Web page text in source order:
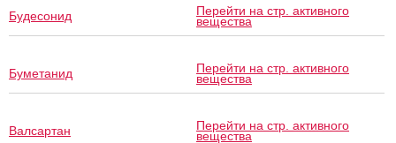
Будесонид Перейти на стр. активного
вещества
Буметанид Перейти на стр. активного
вещества
Валсартан Перейти на стр. активного
вещества